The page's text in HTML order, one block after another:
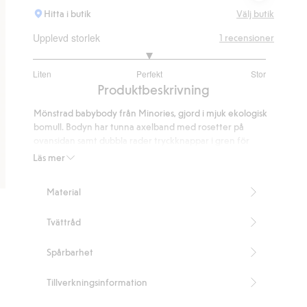
Hitta i butik Välj butik
Upplevd storlek
Liten Perfekt Stor
utav
1
betyg
1 recensioner
Produktbeskrivning
Läs mer
Mönstrad babybody från Minories, gjord i mjuk ekologisk
bomull. Bodyn har tunna axelband med rosetter på
växa-funktionen. Växa-funktionen gör att ditt barn kan
Innehåller 100% ekologisk bomull.
Organic cotton- GOTS
Material
Tvättråd
Spårbarhet
Tillverkningsinformation